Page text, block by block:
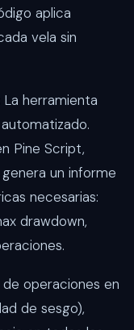
aplica
vela sin
La herramienta
Pine Script,
un informe
necesarias:
drawdown,
operaciones en
de sesgo),